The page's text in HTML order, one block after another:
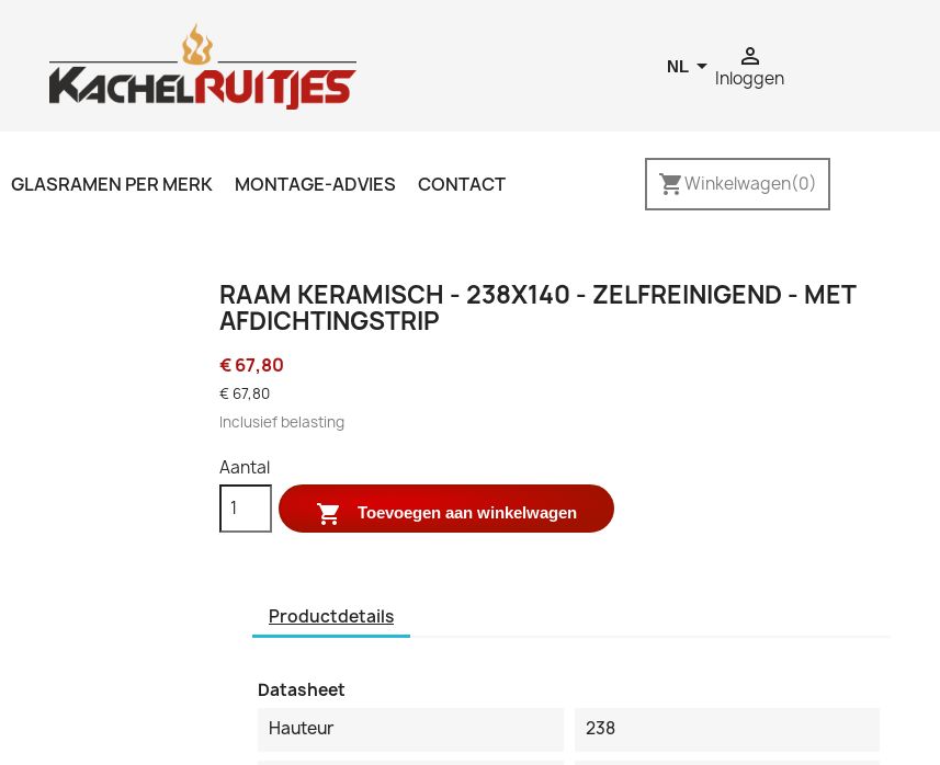
NL  
Inloggen
shopping_cartWinkelwagen(0)
GLASRAMEN PER MERK MONTAGE-ADVIES CONTACT
RAAM KERAMISCH - 238X140 - ZELFREINIGEND - MET
AFDICHTINGSTRIP
€ 67,80
€ 67,80
Inclusief belasting
Aantal
 Toevoegen aan winkelwagen
Productdetails
Datasheet
Hauteur
238